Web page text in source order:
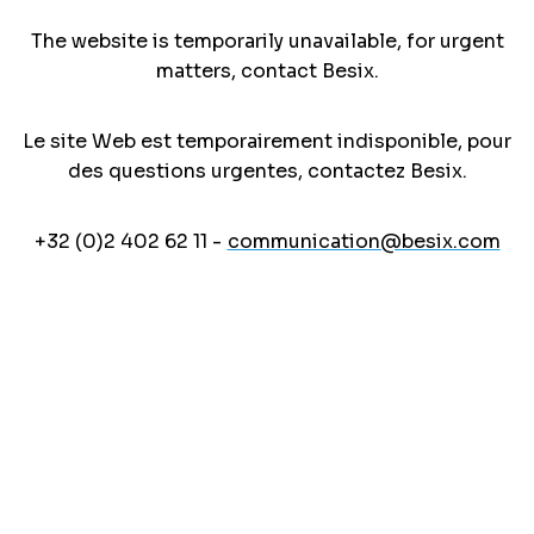
The website is temporarily unavailable, for urgent
matters, contact Besix.
Le site Web est temporairement indisponible, pour
des questions urgentes, contactez Besix.
+32 (0)2 402 62 11 - communication@besix.com